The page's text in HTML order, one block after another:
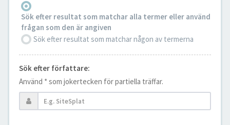
Sök efter resultat som matchar alla termer eller använd
frågan som den är angiven
Sök efter resultat som matchar någon av termerna
Sök efter författare:
Använd * som jokertecken för partiella träffar.